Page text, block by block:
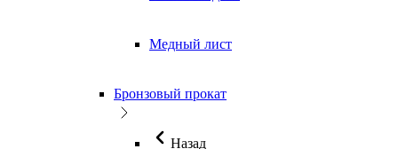
Медный лист
Бронзовый прокат
Назад